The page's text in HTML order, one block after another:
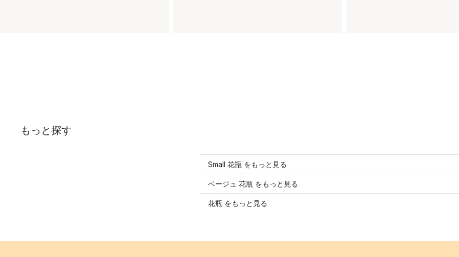
もっと探す
Small 花瓶 をもっと見る
ベージュ 花瓶 をもっと見る
花瓶 をもっと見る